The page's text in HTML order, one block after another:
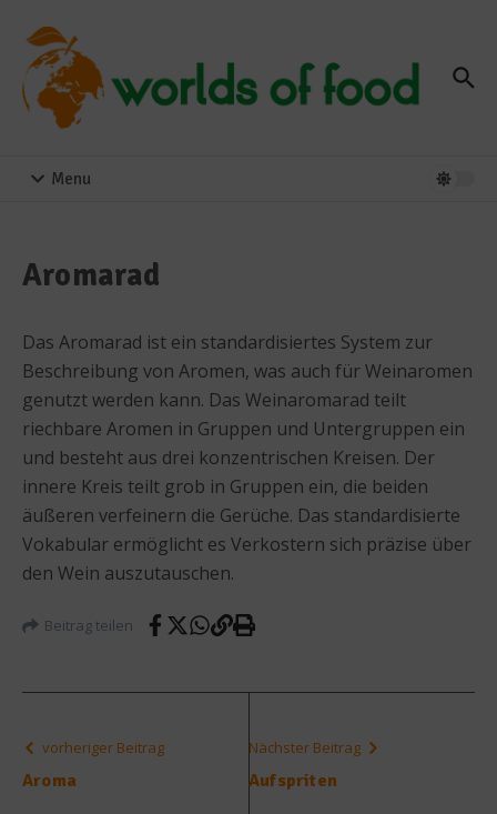
Menu
Aromarad
Das Aromarad ist ein standardisiertes System zur
Beschreibung von Aromen, was auch für Weinaromen
genutzt werden kann. Das Weinaromarad teilt
riechbare Aromen in Gruppen und Untergruppen ein
und besteht aus drei konzentrischen Kreisen. Der
innere Kreis teilt grob in Gruppen ein, die beiden
äußeren verfeinern die Gerüche. Das standardisierte
Vokabular ermöglicht es Verkostern sich präzise über
den Wein auszutauschen.
Beitrag teilen
vorheriger Beitrag
Aroma
Nächster Beitrag
Aufspriten